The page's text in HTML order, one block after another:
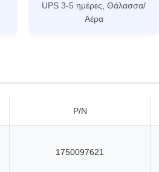
UPS 3-5 ημέρες, Θάλασσα/
Αέρα
P/N
1750097621